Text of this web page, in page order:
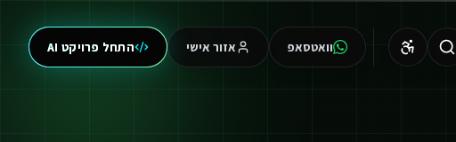
וואטסאפ אזור אישי התחל פרויקט AI